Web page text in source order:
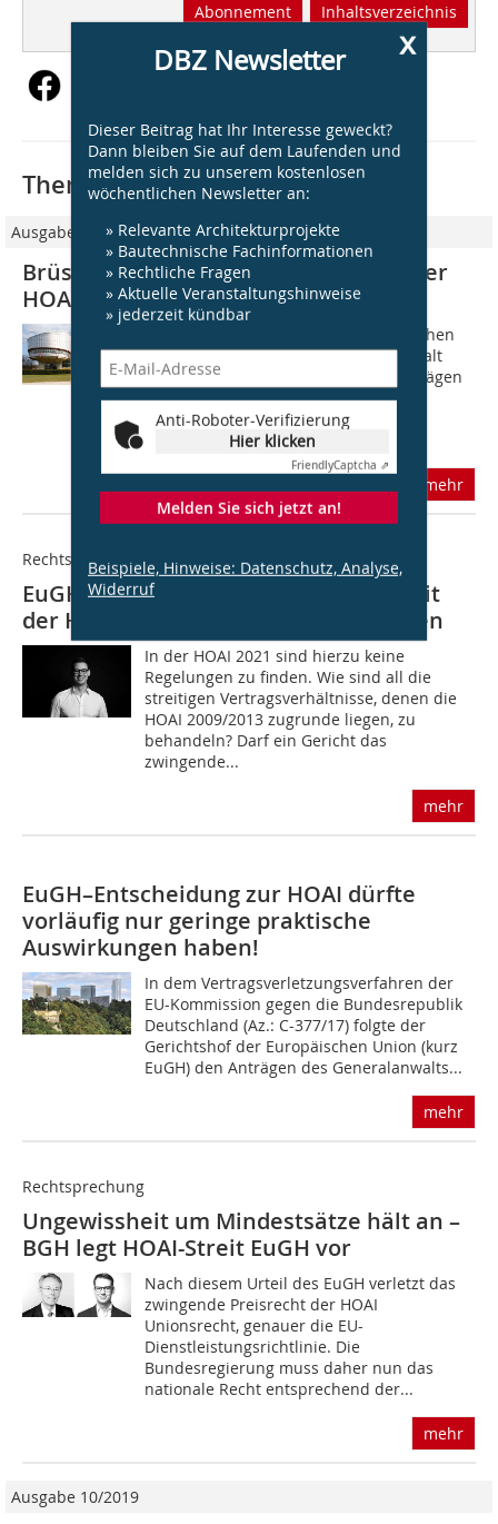
Abonnement Inhaltsverzeichnis
x
DBZ Newsletter
Dieser Beitrag hat Ihr Interesse geweckt?
Dann bleiben Sie auf dem Laufenden und
melden sich zu unserem kostenlosen
wöchentlichen Newsletter an:
» Relevante Architekturprojekte
» Bautechnische Fachinformationen
» Rechtliche Fragen
» Aktuelle Veranstaltungshinweise
» jederzeit kündbar
Anti-Roboter-Verifizierung
Hier klicken
FriendlyCaptcha ⇗
Melden Sie sich jetzt an!
Beispiele, Hinweise: Datenschutz, Analyse,
Widerruf
Thematisch passende Artikel:
Ausgabe 09/2019
Brüssel: Mindest- und Höchststätze der
HOAI rechtswidrig
Im Klageverfahren vor dem Europäischen
Gerichtshof (EuGH) hatte Generalanwalt
Maciej Szpunar in seinen Schlussanträgen
deutlich gemacht, dass er die
Verbindlichkeit der Mindest- und
Höchstsätze...
mehr
Rechtsprechung
EuGH Verhandlung zur Anwendbarkeit
der HOAI-Mindestsätze in den Altfällen
In der HOAI 2021 sind hierzu keine
Regelungen zu finden. Wie sind all die
streitigen Vertragsverhältnisse, denen die
HOAI 2009/2013 zugrunde liegen, zu
behandeln? Darf ein Gericht das
zwingende...
mehr
EuGH–Entscheidung zur HOAI dürfte
vorläufig nur geringe praktische
Auswirkungen haben!
In dem Vertragsverletzungsverfahren der
EU-Kommission gegen die Bundesrepublik
Deutschland (Az.: C-377/17) folgte der
Gerichtshof der Europäischen Union (kurz
EuGH) den Anträgen des Generalanwalts...
mehr
Rechtsprechung
Ungewissheit um Mindestsätze hält an –
BGH legt HOAI-Streit EuGH vor
Nach diesem Urteil des EuGH verletzt das
zwingende Preisrecht der HOAI
Unionsrecht, genauer die EU-
Dienstleistungsrichtlinie. Die
Bundesregierung muss daher nun das
nationale Recht entsprechend der...
mehr
Ausgabe 10/2019